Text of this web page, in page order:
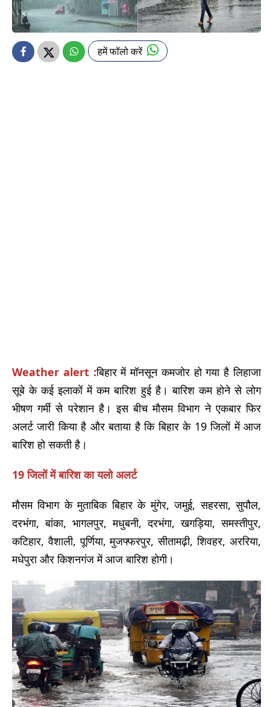
हमें फॉलो करें
Weather alert :बिहार में मॉनसून कमजोर हो गया है लिहाजा
सूबे के कई इलाकों में कम बारिश हुई है। बारिश कम होने से लोग
भीषण गर्मी से परेशान है। इस बीच मौसम विभाग ने एकबार फिर
अलर्ट जारी किया है और बताया है कि बिहार के 19 जिलों में आज
बारिश हो सकती है।
19 जिलों में बारिश का यलो अलर्ट
मौसम विभाग के मुताबिक बिहार के मुंगेर, जमुई, सहरसा, सुपौल,
दरभंगा, बांका, भागलपुर, मधुबनी, दरभंगा, खगड़िया, समस्तीपुर,
कटिहार, वैशाली, पूर्णिया, मुजफ्फरपुर, सीतामढ़ी, शिवहर, अररिया,
मधेपुरा और किशनगंज में आज बारिश होगी।